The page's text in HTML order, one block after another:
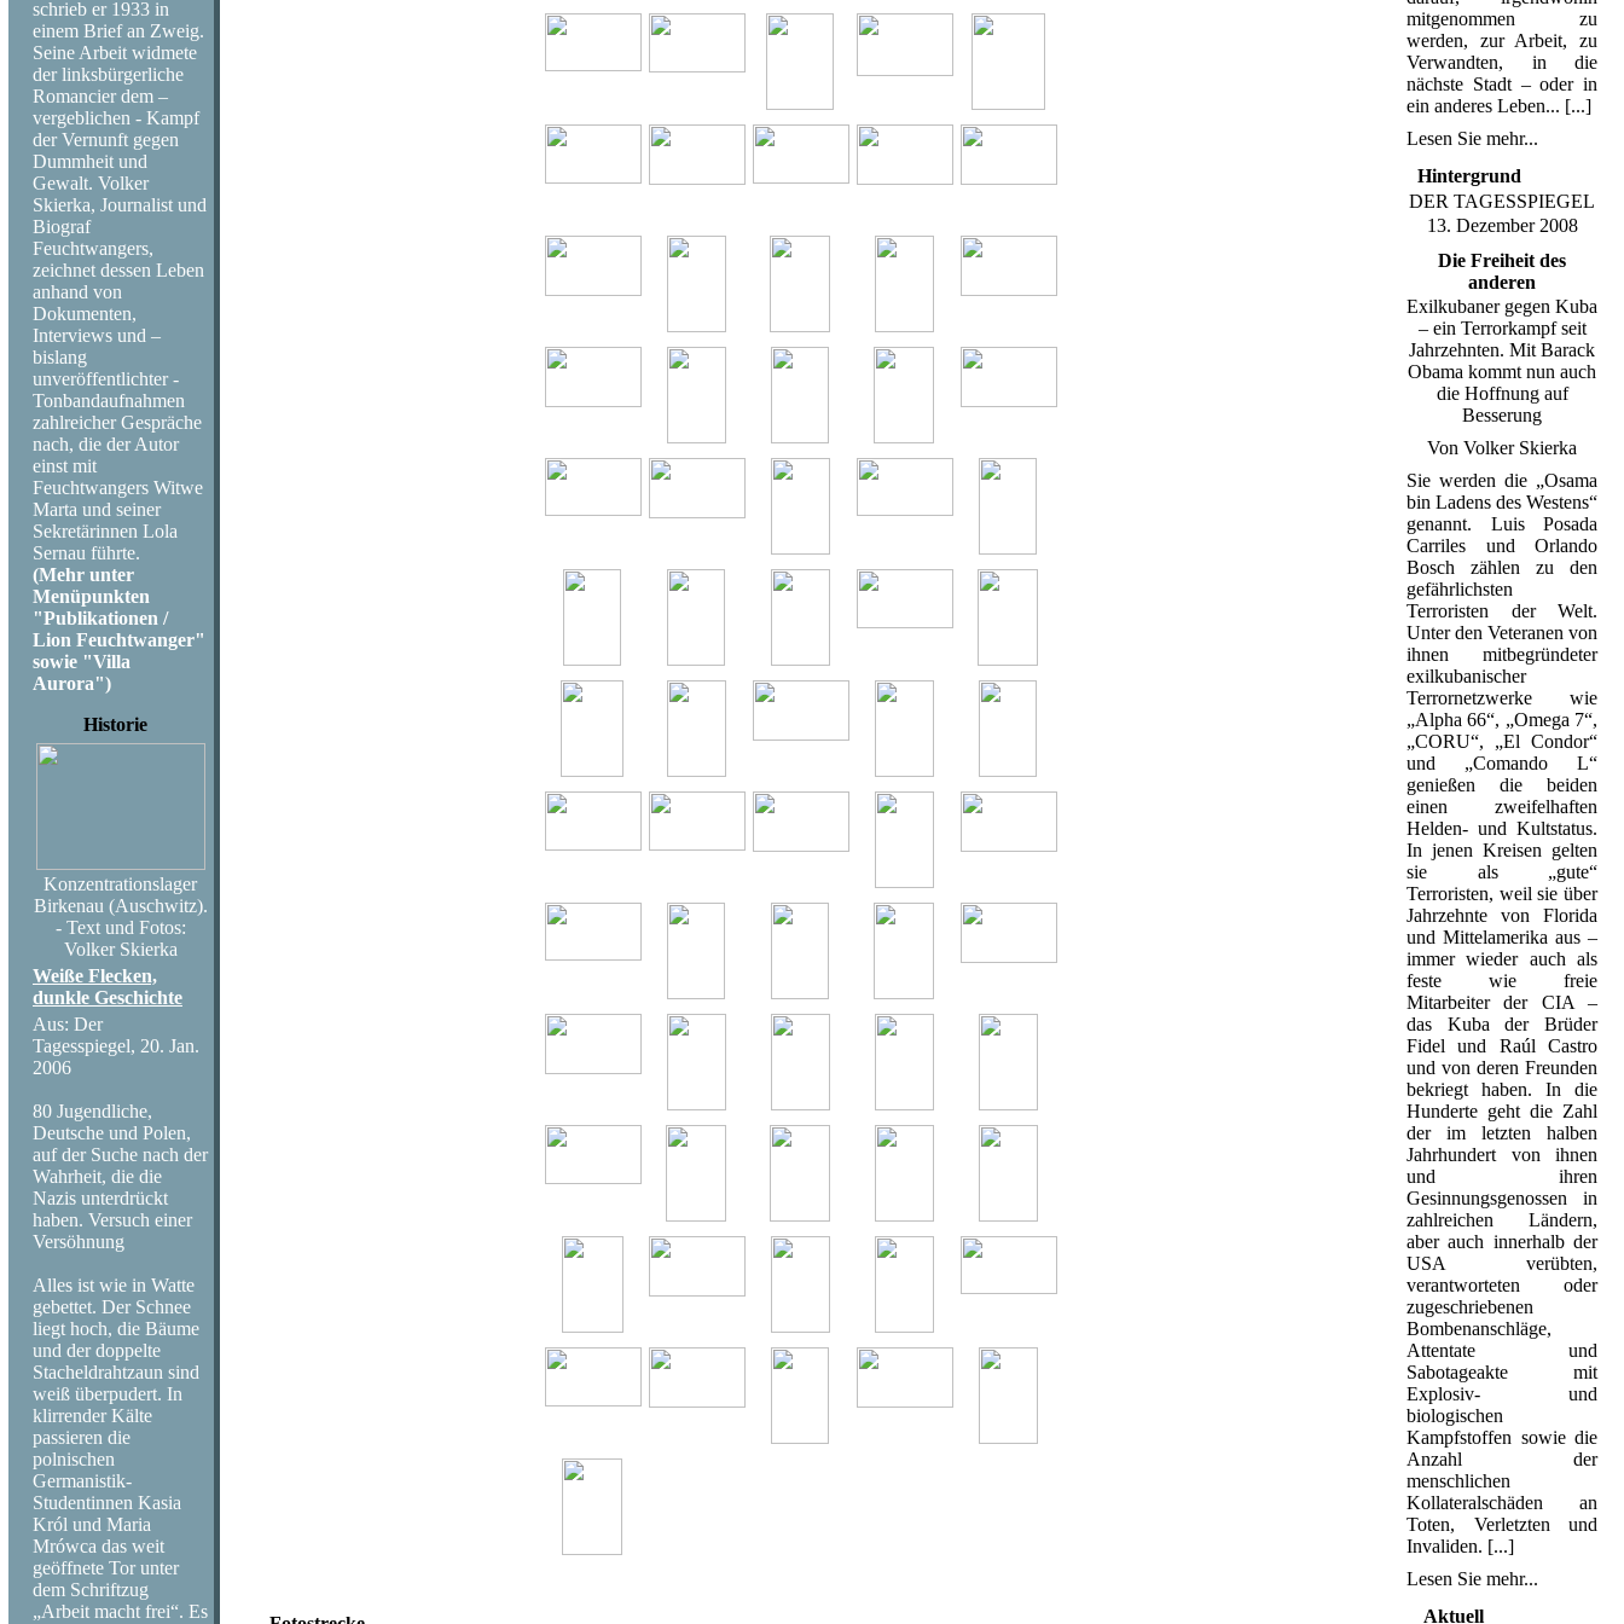
schrieb er 1933 in
einem Brief an Zweig.
Seine Arbeit widmete
der linksbürgerliche
Romancier dem –
vergeblichen - Kampf
der Vernunft gegen
Dummheit und
Gewalt. Volker
Skierka, Journalist und
Biograf
Feuchtwangers,
zeichnet dessen Leben
anhand von
Dokumenten,
Interviews und –
bislang
unveröffentlichter -
Tonbandaufnahmen
zahlreicher Gespräche
nach, die der Autor
einst mit
Feuchtwangers Witwe
Marta und seiner
Sekretärinnen Lola
Sernau führte.
(Mehr unter
Menüpunkten
"Publikationen /
Lion Feuchtwanger"
sowie "Villa
Aurora")
Historie
Konzentrationslager
Birkenau (Auschwitz).
- Text und Fotos:
Volker Skierka
Weiße Flecken,
dunkle Geschichte
Aus: Der
Tagesspiegel, 20. Jan.
2006
80 Jugendliche,
Deutsche und Polen,
auf der Suche nach der
Wahrheit, die die
Nazis unterdrückt
haben. Versuch einer
Versöhnung
Alles ist wie in Watte
gebettet. Der Schnee
liegt hoch, die Bäume
und der doppelte
Stacheldrahtzaun sind
weiß überpudert. In
klirrender Kälte
passieren die
polnischen
Germanistik-
Studentinnen Kasia
Król und Maria
Mrówca das weit
geöffnete Tor unter
dem Schriftzug
„Arbeit macht frei“. Es
mitgenommen zu
werden, zur Arbeit, zu
Verwandten, in die
nächste Stadt – oder in
ein anderes Leben... [...]
Lesen Sie mehr...
Hintergrund
DER TAGESSPIEGEL
13. Dezember 2008
Die Freiheit des
anderen
Exilkubaner gegen Kuba
– ein Terrorkampf seit
Jahrzehnten. Mit Barack
Obama kommt nun auch
die Hoffnung auf
Besserung
Von Volker Skierka
Sie werden die „Osama
bin Ladens des Westens“
genannt. Luis Posada
Carriles und Orlando
Bosch zählen zu den
gefährlichsten
Terroristen der Welt.
Unter den Veteranen von
ihnen mitbegründeter
exilkubanischer
Terrornetzwerke wie
„Alpha 66“, „Omega 7“,
„CORU“, „El Condor“
und „Comando L“
genießen die beiden
einen zweifelhaften
Helden- und Kultstatus.
In jenen Kreisen gelten
sie als „gute“
Terroristen, weil sie über
Jahrzehnte von Florida
und Mittelamerika aus –
immer wieder auch als
feste wie freie
Mitarbeiter der CIA –
das Kuba der Brüder
Fidel und Raúl Castro
und von deren Freunden
bekriegt haben. In die
Hunderte geht die Zahl
der im letzten halben
Jahrhundert von ihnen
und ihren
Gesinnungsgenossen in
zahlreichen Ländern,
aber auch innerhalb der
USA verübten,
verantworteten oder
zugeschriebenen
Bombenanschläge,
Attentate und
Sabotageakte mit
Explosiv- und
biologischen
Kampfstoffen sowie die
Anzahl der
menschlichen
Kollateralschäden an
Toten, Verletzten und
Invaliden. [...]
Lesen Sie mehr...
Aktuell